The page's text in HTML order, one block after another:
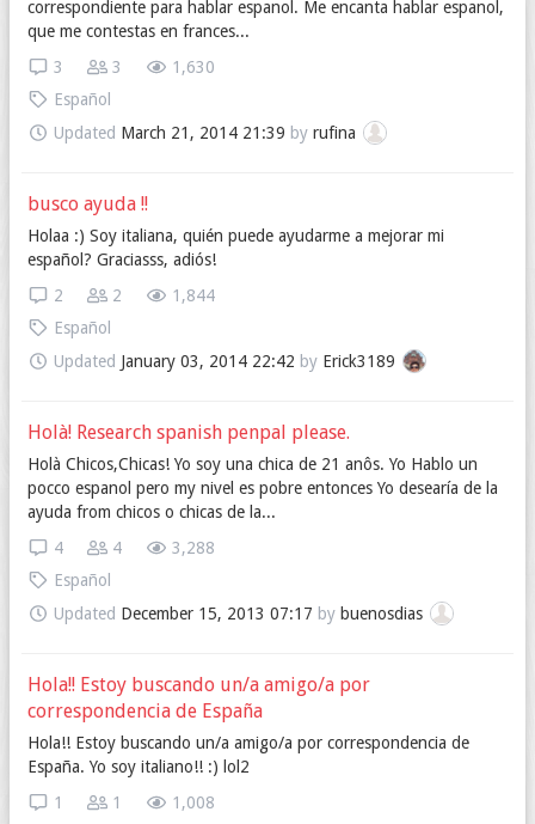
correspondiente para hablar espanol. Me encanta hablar espanol,
que me contestas en frances...
1,630
3
3
Español
Updated March 21, 2014 21:39 by rufina
busco ayuda !!
Holaa :) Soy italiana, quién puede ayudarme a mejorar mi
español? Graciasss, adiós!
1,844
2
2
Español
Updated January 03, 2014 22:42 by Erick3189
Holà! Research spanish penpal please.
Holà Chicos,Chicas! Yo soy una chica de 21 anôs. Yo Hablo un
pocco espanol pero my nivel es pobre entonces Yo desearía de la
ayuda from chicos o chicas de la...
3,288
4
4
Español
Updated December 15, 2013 07:17 by buenosdias
Hola!! Estoy buscando un/a amigo/a por
correspondencia de España
Hola!! Estoy buscando un/a amigo/a por correspondencia de
España. Yo soy italiano!! :) lol2
1,008
1
1